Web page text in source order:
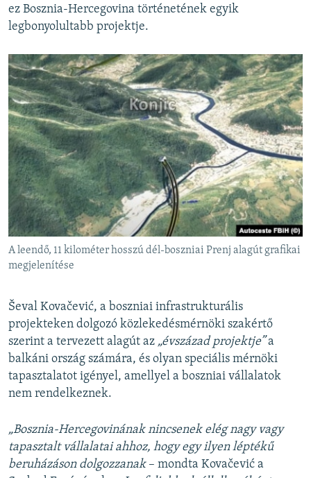
ez Bosznia-Hercegovina történetének egyik
legbonyolultabb projektje.
A leendő, 11 kilométer hosszú dél-boszniai Prenj alagút grafikai
megjelenítése
Ševal Kovačević, a boszniai infrastrukturális
projekteken dolgozó közlekedésmérnöki szakértő
szerint a tervezett alagút az „évszázad projektje”a
balkáni ország számára, és olyan speciális mérnöki
tapasztalatot igényel, amellyel a boszniai vállalatok
nem rendelkeznek.
„Bosznia-Hercegovinának nincsenek elég nagy vagy
tapasztalt vállalatai ahhoz, hogy egy ilyen léptékű
beruházáson dolgozzanak– mondta Kovačević a